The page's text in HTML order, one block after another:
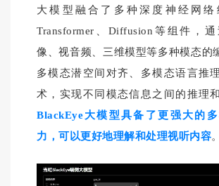
大模型融合了多种深度神经网络
Transformer、Diffusion等组件，
像、视音频、三维模型等多种模态的
多模态潜空间对齐、多模态语言推
术，实现不同模态信息之间的推理
BlackEye大模型具备了更强大的
力，可以更好地理解和处理视听内容。